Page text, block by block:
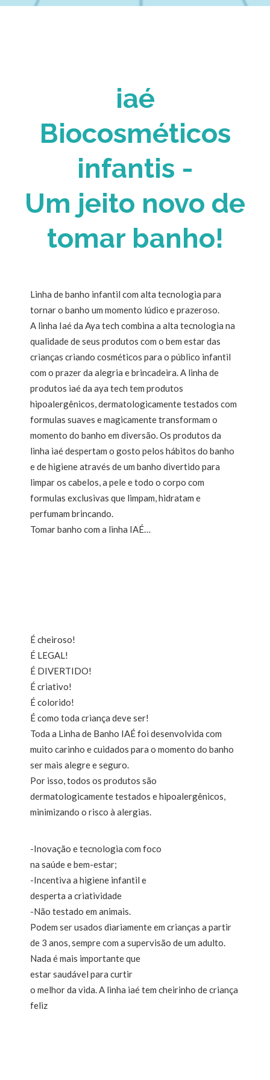
iaé
Biocosméticos
infantis -
Um jeito novo de
tomar banho!
Linha de banho infantil com alta tecnologia para
tornar o banho um momento lúdico e prazeroso.
A linha Iaé da Aya tech combina a alta tecnologia na
qualidade de seus produtos com o bem estar das
crianças criando cosméticos para o público infantil
com o prazer da alegria e brincadeira. A linha de
produtos iaé da aya tech tem produtos
hipoalergênicos, dermatologicamente testados com
formulas suaves e magicamente transformam o
momento do banho em diversão. Os produtos da
linha iaé despertam o gosto pelos hábitos do banho
e de higiene através de um banho divertido para
limpar os cabelos, a pele e todo o corpo com
formulas exclusivas que limpam, hidratam e
perfumam brincando.
Tomar banho com a linha IAÉ…
É cheiroso!
É LEGAL!
É DIVERTIDO!
É criativo!
É colorido!
É como toda criança deve ser!
Toda a Linha de Banho IAÉ foi desenvolvida com
muito carinho e cuidados para o momento do banho
ser mais alegre e seguro.
Por isso, todos os produtos são
dermatologicamente testados e hipoalergênicos,
minimizando o risco à alergias.
-Inovação e tecnologia com foco
na saúde e bem-estar;
-Incentiva a higiene infantil e
desperta a criatividade
-Não testado em animais.
Podem ser usados diariamente em crianças a partir
de 3 anos, sempre com a supervisão de um adulto.
Nada é mais importante que
estar saudável para curtir
o melhor da vida. A linha iaé tem cheirinho de criança
feliz